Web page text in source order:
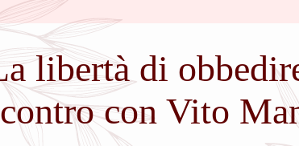
libertà di
con Vito